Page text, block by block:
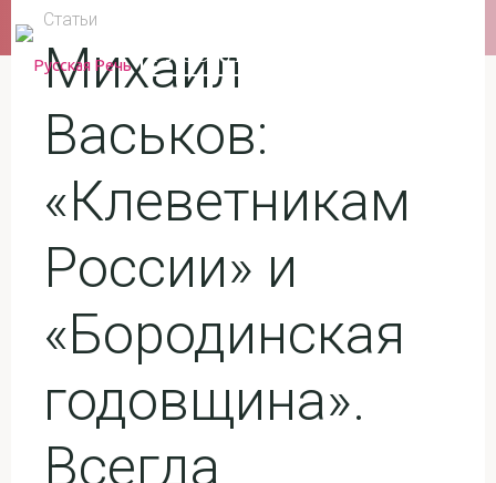
Перейти
содержимому
РУССКАЯ РЕЧЬ
Статьи
Михаил
Васьков:
«Клеветникам
России» и
«Бородинская
годовщина».
Всегда